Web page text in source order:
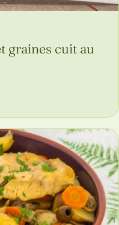
graines cuit au